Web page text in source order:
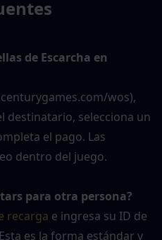
de Escarcha en
wos),
destinatario, selecciona un
el pago. Las
dentro del juego.
para otra persona?
recarga e ingresa su ID de
es la forma estándar y